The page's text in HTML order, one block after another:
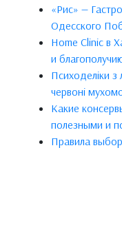
«Рис» —
Одесского
Home Clinic в
и
Психоделіки з
червоні
Какие
полезными и
Правила